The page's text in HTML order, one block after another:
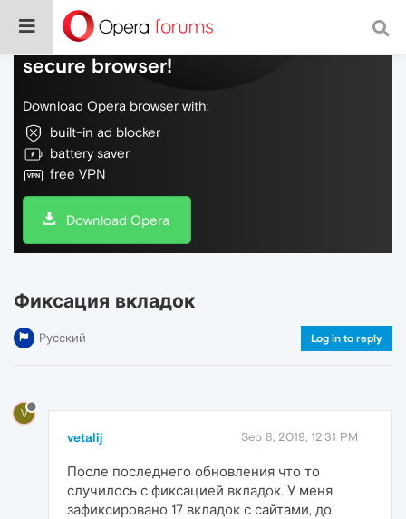
Do more on the web, with a fast and
secure browser!
Download Opera browser with:
built-in ad blocker
battery saver
free VPN
Download Opera
Фиксация вкладок
Русский Log in to reply
V
vetalij Sep 8, 2019, 12:31 PM
После последнего обновления что то
случилось с фиксацией вкладок. У меня
зафиксировано 17 вкладок с сайтами, до